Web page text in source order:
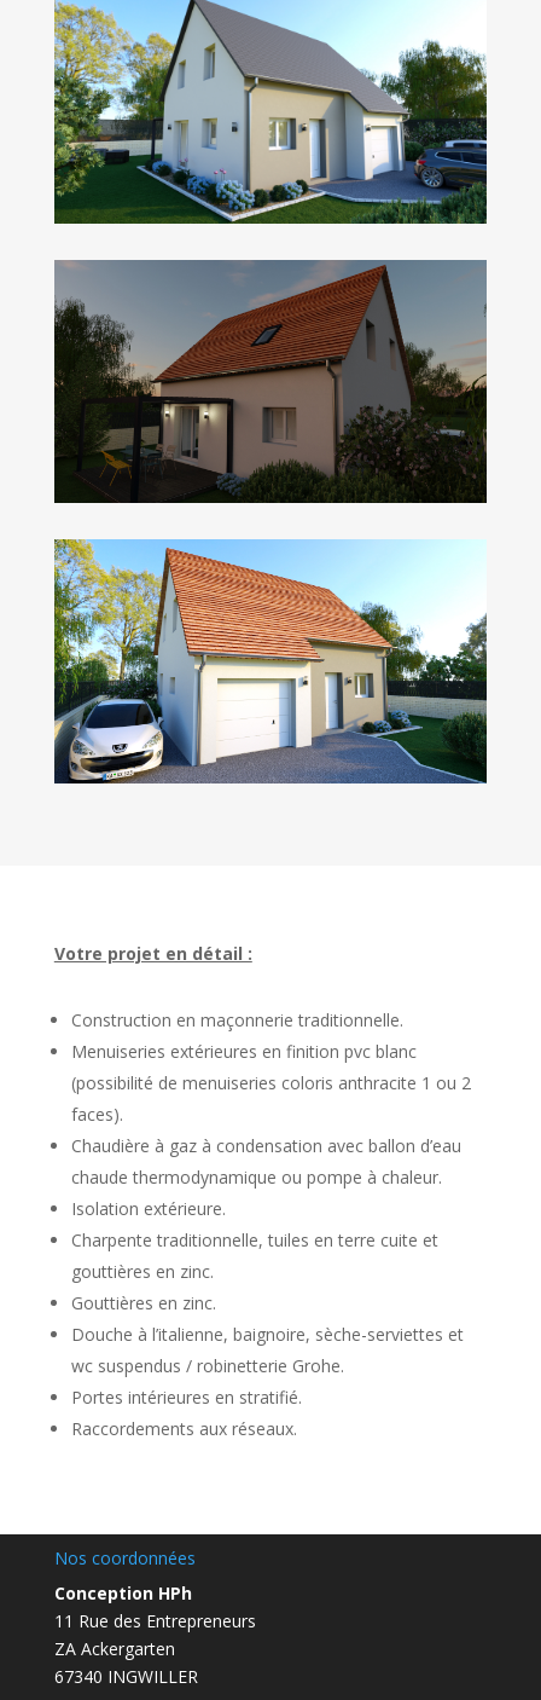
Votre projet en détail :
Construction en maçonnerie traditionnelle.
Menuiseries extérieures en finition pvc blanc
(possibilité de menuiseries coloris anthracite 1 ou 2
faces).
Chaudière à gaz à condensation avec ballon d’eau
chaude thermodynamique ou pompe à chaleur.
Isolation extérieure.
Charpente traditionnelle, tuiles en terre cuite et
gouttières en zinc.
Gouttières en zinc.
Douche à l’italienne, baignoire, sèche-serviettes et
wc suspendus / robinetterie Grohe.
Portes intérieures en stratifié.
Raccordements aux réseaux.
Nos coordonnées
Conception HPh
11 Rue des Entrepreneurs
ZA Ackergarten
67340 INGWILLER